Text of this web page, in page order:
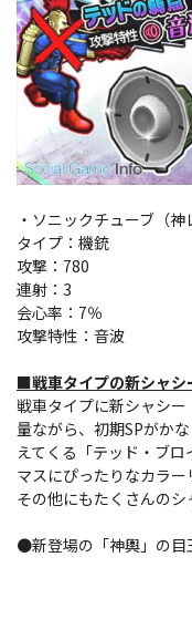
・ソニックチューブ（神
タイプ：機銃
攻撃：780
連射：3
会心率：7％
攻撃特性：音波
■戦車タイプの新シャシ
戦車タイプに新シャシ
量ながら、初期SPがか
えてくる「テッド・ブ
マスにぴったりなカラー
その他にもたくさんのシ
●新登場の「神輿」の目